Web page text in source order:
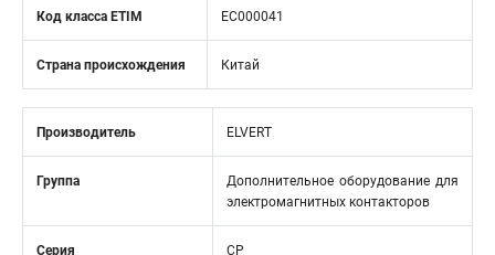
Код класса ETIM EC000041
Страна происхождения Китай
Производитель ELVERT
Группа
Дополнительное оборудование для
электромагнитных контакторов
Серия CP